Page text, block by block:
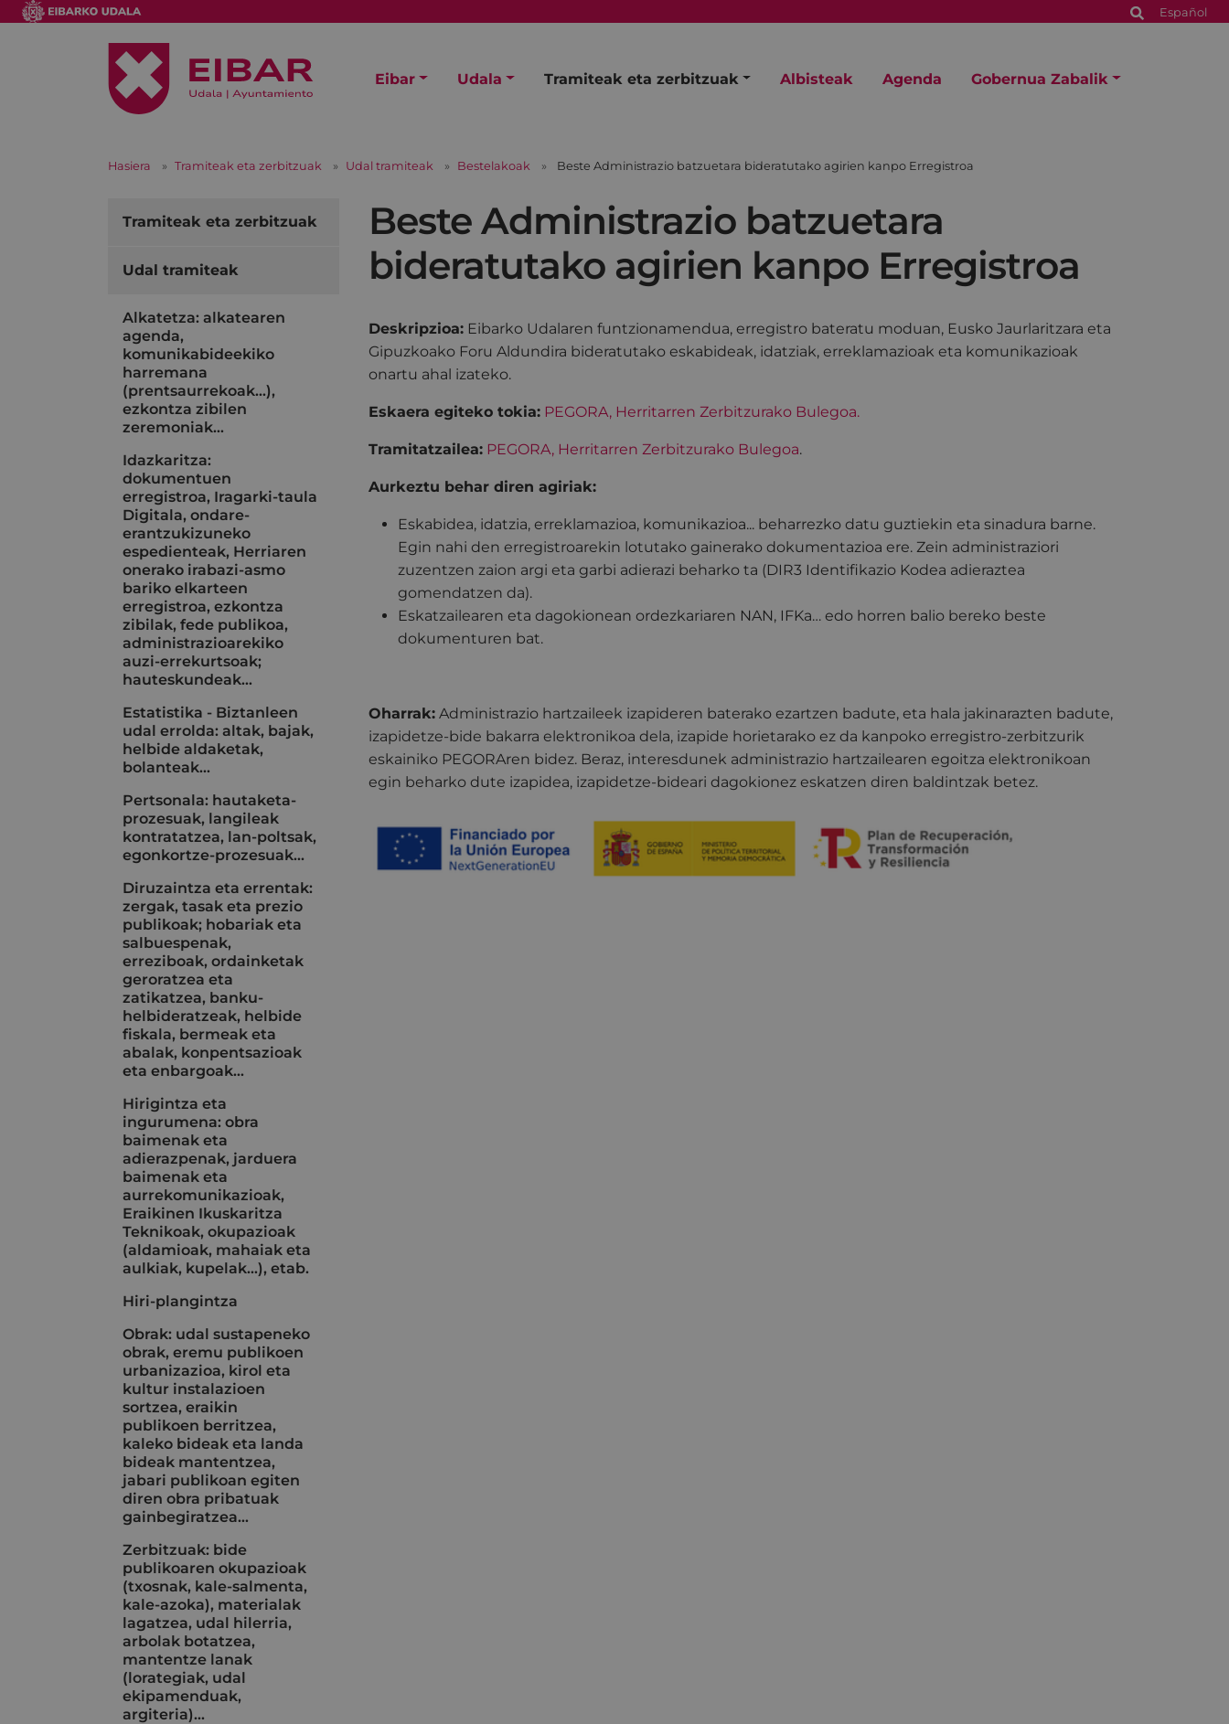
Español
Eibar Udala Tramiteak eta zerbitzuak Albisteak Agenda Gobernua Zabalik
Hasiera Tramiteak eta zerbitzuak Udal tramiteak Bestelakoak Beste Administrazio batzuetara bideratutako agirien kanpo Erregistroa
Beste Administrazio batzuetara
bideratutako agirien kanpo Erregistroa
Deskripzioa: Eibarko Udalaren funtzionamendua, erregistro bateratu moduan, Eusko Jaurlaritzara eta
Gipuzkoako Foru Aldundira bideratutako eskabideak, idatziak, erreklamazioak eta komunikazioak
onartu ahal izateko.
Eskaera egiteko tokia: PEGORA, Herritarren Zerbitzurako Bulegoa.
Tramitatzailea: PEGORA, Herritarren Zerbitzurako Bulegoa.
Aurkeztu behar diren agiriak:
Eskabidea, idatzia, erreklamazioa, komunikazioa... beharrezko datu guztiekin eta sinadura barne.
Egin nahi den erregistroarekin lotutako gainerako dokumentazioa ere. Zein administraziori
zuzentzen zaion argi eta garbi adierazi beharko ta (DIR3 Identifikazio Kodea adieraztea
gomendatzen da).
Eskatzailearen eta dagokionean ordezkariaren NAN, IFKa… edo horren balio bereko beste
dokumenturen bat.
Oharrak: Administrazio hartzaileek izapideren baterako ezartzen badute, eta hala jakinarazten badute,
izapidetze-bide bakarra elektronikoa dela, izapide horietarako ez da kanpoko erregistro-zerbitzurik
eskainiko PEGORAren bidez. Beraz, interesdunek administrazio hartzailearen egoitza elektronikoan
egin beharko dute izapidea, izapidetze-bideari dagokionez eskatzen diren baldintzak betez.
Tramiteak eta zerbitzuak
Udal tramiteak
Alkatetza: alkatearen
agenda,
komunikabideekiko
harremana
(prentsaurrekoak...),
ezkontza zibilen
zeremoniak…
Idazkaritza:
dokumentuen
erregistroa, Iragarki-taula
Digitala, ondare-
erantzukizuneko
espedienteak, Herriaren
onerako irabazi-asmo
bariko elkarteen
erregistroa, ezkontza
zibilak, fede publikoa,
administrazioarekiko
auzi-errekurtsoak;
hauteskundeak…
Estatistika - Biztanleen
udal errolda: altak, bajak,
helbide aldaketak,
bolanteak...
Pertsonala: hautaketa-
prozesuak, langileak
kontratatzea, lan-poltsak,
egonkortze-prozesuak...
Diruzaintza eta errentak:
zergak, tasak eta prezio
publikoak; hobariak eta
salbuespenak,
erreziboak, ordainketak
geroratzea eta
zatikatzea, banku-
helbideratzeak, helbide
fiskala, bermeak eta
abalak, konpentsazioak
eta enbargoak…
Hirigintza eta
ingurumena: obra
baimenak eta
adierazpenak, jarduera
baimenak eta
aurrekomunikazioak,
Eraikinen Ikuskaritza
Teknikoak, okupazioak
(aldamioak, mahaiak eta
aulkiak, kupelak...), etab.
Hiri-plangintza
Obrak: udal sustapeneko
obrak, eremu publikoen
urbanizazioa, kirol eta
kultur instalazioen
sortzea, eraikin
publikoen berritzea,
kaleko bideak eta landa
bideak mantentzea,
jabari publikoan egiten
diren obra pribatuak
gainbegiratzea…
Zerbitzuak: bide
publikoaren okupazioak
(txosnak, kale-salmenta,
kale-azoka), materialak
lagatzea, udal hilerria,
arbolak botatzea,
mantentze lanak
(lorategiak, udal
ekipamenduak,
argiteria)...